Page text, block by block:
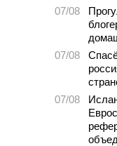
07/08
07/08
07/08